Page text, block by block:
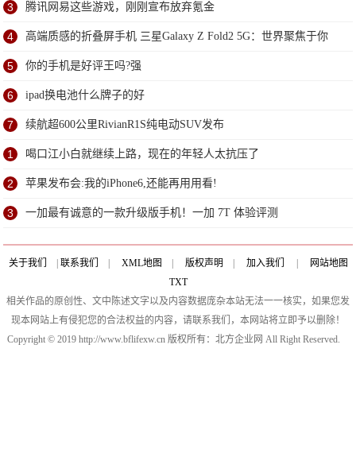
3 腾讯网易这些游戏，刚刚宣布放弃氪金
4 高端质感的折叠屏手机 三星Galaxy Z Fold2 5G：世界聚焦于你
5 你的手机是好评王吗?强
6 ipad换电池什么牌子的好
7 续航超600公里RivianR1S纯电动SUV发布
1 喝口江小白就继续上路，现在的年轻人太抗压了
2 苹果发布会:我的iPhone6,还能再用用看!
3 一加最有诚意的一款升级版手机！一加 7T 体验评测
关于我们 联系我们 XML地图 版权声明 加入我们
网站地图
TXT
相关作品的原创性、文中陈述文字以及内容数据庞杂本站无法一一核实，如果您发
现本网站上有侵犯您的合法权益的内容，请联系我们，本网站将立即予以删除！
Copyright © 2019 http://www.bflifexw.cn 版权所有：北方企业网 All Right Reserved.